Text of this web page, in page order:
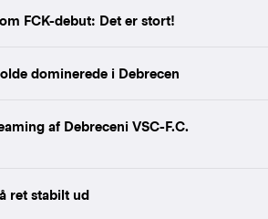
FCK-debut: Det er stort!
dominerede i Debrecen
af Debreceni VSC-F.C.
ret stabilt ud